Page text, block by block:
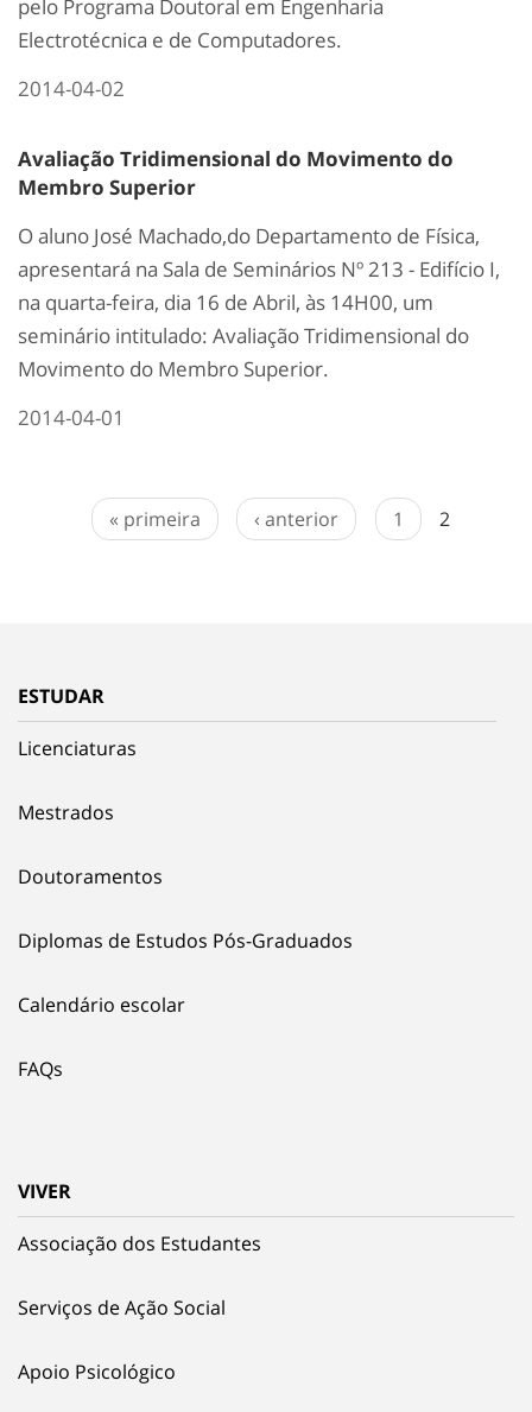
pelo Programa Doutoral em Engenharia
Electrotécnica e de Computadores.
2014-04-02
Avaliação Tridimensional do Movimento do
Membro Superior
O aluno José Machado,do Departamento de Física,
apresentará na Sala de Seminários Nº 213 - Edifício I,
na quarta-feira, dia 16 de Abril, às 14H00, um
seminário intitulado: Avaliação Tridimensional do
Movimento do Membro Superior.
2014-04-01
« primeira ‹ anterior 1 2
ESTUDAR
Licenciaturas
Mestrados
Doutoramentos
Diplomas de Estudos Pós-Graduados
Calendário escolar
FAQs
VIVER
Associação dos Estudantes
Serviços de Ação Social
Apoio Psicológico